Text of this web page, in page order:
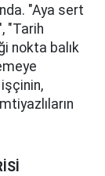
"Aya sert
"Tarih
nokta balık